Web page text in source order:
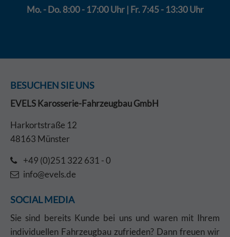
Mo. - Do. 8:00 - 17:00 Uhr | Fr. 7:45 - 13:30 Uhr
BESUCHEN SIE UNS
EVELS Karosserie-Fahrzeugbau GmbH
Harkortstraße 12
48163 Münster
+49 (0)251 322 631 - 0
info@evels.de
SOCIAL MEDIA
Sie sind bereits Kunde bei uns und waren mit Ihrem
individuellen Fahrzeugbau zufrieden? Dann freuen wir